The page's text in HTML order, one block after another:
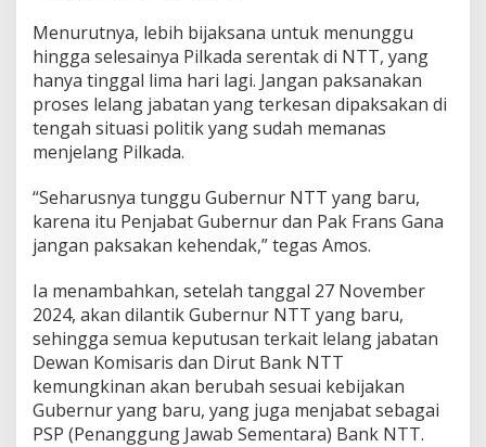
Menurutnya, lebih bijaksana untuk menunggu
hingga selesainya Pilkada serentak di NTT, yang
hanya tinggal lima hari lagi. Jangan paksanakan
proses lelang jabatan yang terkesan dipaksakan di
tengah situasi politik yang sudah memanas
menjelang Pilkada.
“Seharusnya tunggu Gubernur NTT yang baru,
karena itu Penjabat Gubernur dan Pak Frans Gana
jangan paksakan kehendak,” tegas Amos.
Ia menambahkan, setelah tanggal 27 November
2024, akan dilantik Gubernur NTT yang baru,
sehingga semua keputusan terkait lelang jabatan
Dewan Komisaris dan Dirut Bank NTT
kemungkinan akan berubah sesuai kebijakan
Gubernur yang baru, yang juga menjabat sebagai
PSP (Penanggung Jawab Sementara) Bank NTT.